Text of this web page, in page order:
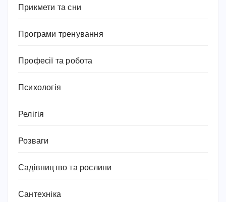
Прикмети та сни
Програми тренування
Професії та робота
Психологія
Релігія
Розваги
Садівництво та рослини
Сантехніка